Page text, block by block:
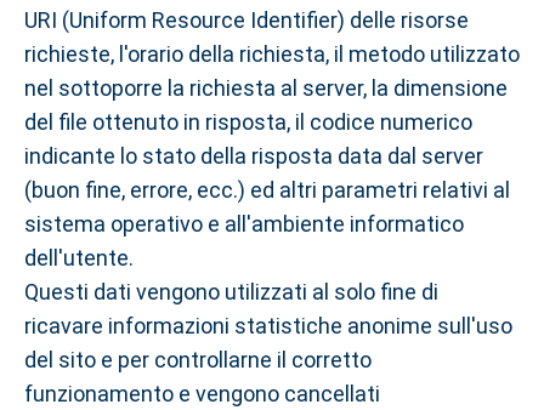
URI (Uniform Resource Identifier) delle risorse
richieste, l'orario della richiesta, il metodo utilizzato
nel sottoporre la richiesta al server, la dimensione
del file ottenuto in risposta, il codice numerico
indicante lo stato della risposta data dal server
(buon fine, errore, ecc.) ed altri parametri relativi al
sistema operativo e all'ambiente informatico
dell'utente.
Questi dati vengono utilizzati al solo fine di
ricavare informazioni statistiche anonime sull'uso
del sito e per controllarne il corretto
funzionamento e vengono cancellati